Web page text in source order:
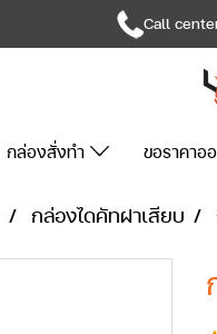
Call
กล่องสั่งทำ ขอราคาอ
กล่องไดคัทฝาเสียบ